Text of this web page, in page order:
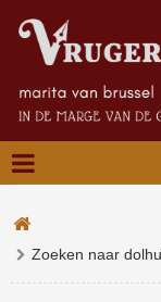
Zoeken naar